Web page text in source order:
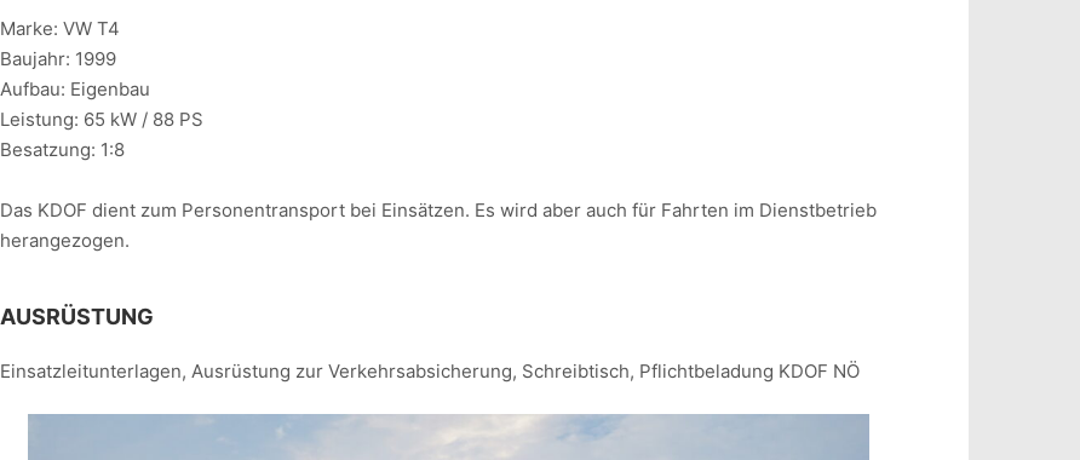
Marke: VW T4
Baujahr: 1999
Aufbau: Eigenbau
Leistung: 65 kW / 88 PS
Besatzung: 1:8
Das KDOF dient zum Personentransport bei Einsätzen. Es wird aber auch für Fahrten im Dienstbetrieb
herangezogen.
AUSRÜSTUNG
Einsatzleitunterlagen, Ausrüstung zur Verkehrsabsicherung, Schreibtisch, Pflichtbeladung KDOF NÖ